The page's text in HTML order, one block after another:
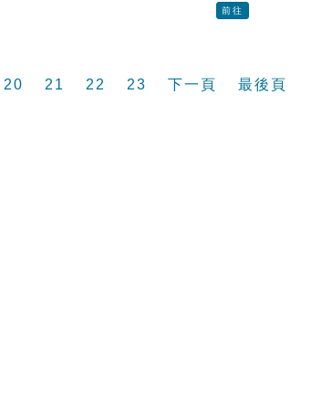
前往
20 21 22 23 下一頁 最後頁